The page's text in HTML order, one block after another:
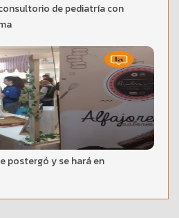
de pediatría con
postergó y se hará en